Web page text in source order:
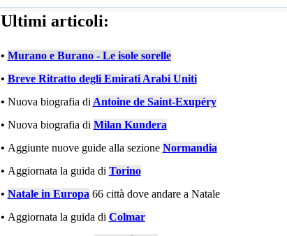
Ultimi articoli:
• Murano e Burano - Le isole sorelle
• Breve Ritratto degli Emirati Arabi Uniti
• Nuova biografia di Antoine de Saint-Exupéry
• Nuova biografia di Milan Kundera
• Aggiunte nuove guide alla sezione Normandia
• Aggiornata la guida di Torino
• Natale in Europa 66 città dove andare a Natale
• Aggiornata la guida di Colmar